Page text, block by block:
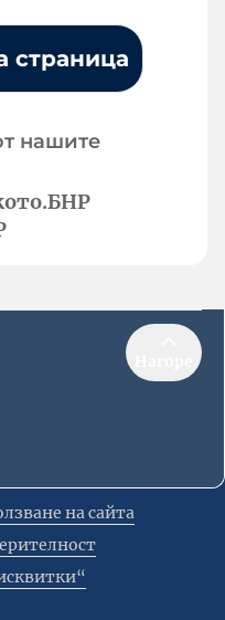
страница
нашите
на сайта